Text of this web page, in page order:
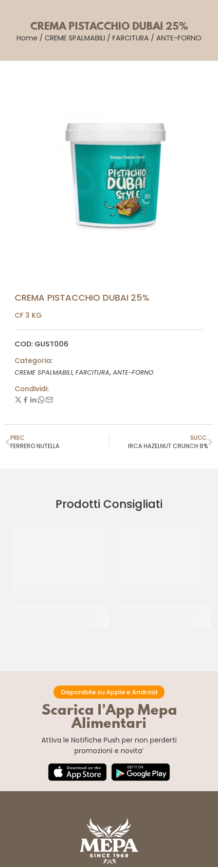
CREMA PISTACCHIO DUBAI 25%
Home / CREME SPALMABILI / FARCITURA / ANTE-FORNO
CREMA PISTACCHIO DUBAI 25%
CF 3 KG
COD: GUST006
Categoria:
CREME SPALMABILI, FARCITURA, ANTE-FORNO
Condividi:
PREC
FERRERO NUTELLA
SUCC.
IRCA HAZELNUT CRUNCH 8%
Prodotti Consigliati
Disponibile su Apple e Android
Scarica l’App Mepa
Alimentari
Attiva le Notifiche Push per non perderti
promozioni e novita’